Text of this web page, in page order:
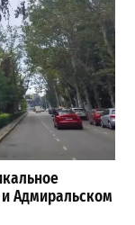
Адмиральском